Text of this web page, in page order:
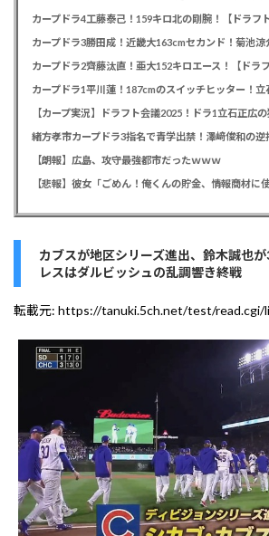
カープドラ4工藤泰己！159キロ北の剛腕！【ドラフ
カープドラ2齊藤汰直！亜大152キロエース！【ドラ
【カープ実況】ドラフト会議2025！ドラ1立石正広
【朗報】広島、攻守最強都市だったｗｗｗ
カブスが地区シリーズ進出、鈴木誠也
レスはダルビッシュの乱調響き終戦
転載元: https://tanuki.5ch.net/test/read.cgi/